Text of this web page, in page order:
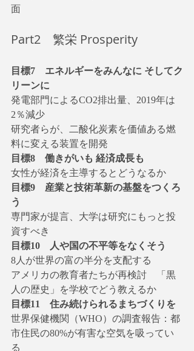
面
Part2　繁栄 Prosperity
目標7　エネルギーをみんなに そしてク
リーンに
発電部門によるCO2排出量、2019年は
2％減少
研究者らが、二酸化炭素を価値ある燃
料に変える装置を開発
目標8　働きがいも 経済成長も
女性が経済を主導するとどうなるか
目標9　産業と技術革新の基盤をつくろ
う
専門家が提言、大学は研究にもっと投
資すべき
目標10　人や国の不平等をなくそう
8人が世界の富の半分を支配する
アメリカの教育者たちが再検討　「黒
人の歴史」を学校でどう教えるか
目標11　住み続けられるまちづくりを
世界保健機関（WHO）の調査報告：都
市住民の80%が有害な空気を吸ってい
る